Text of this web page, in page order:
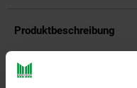
Produktbeschreibung
Ritzenhoff & Breker